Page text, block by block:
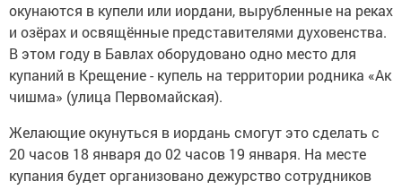
окунаются в купели или иордани, вырубленные на реках
и озёрах и освящённые представителями духовенства.
В этом году в Бавлах оборудовано одно место для
купаний в Крещение - купель на территории родника «Ак
чишма» (улица Первомайская).
Желающие окунуться в иордань смогут это сделать с
20 часов 18 января до 02 часов 19 января. На месте
купания будет организовано дежурство сотрудников